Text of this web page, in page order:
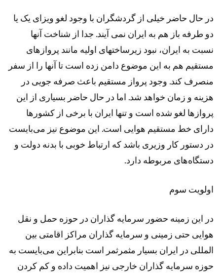
در حال حاضر خیلی از گردشگران با وجود لغو ویزای یک یا
دو طرفه باز هم به ایران نمی آیند. جدا از شناخت آنها
نسبت به ایران، نبود زیرساختهای اولیه مانند پروازهای
مستقیم هم به این موضوع دامن زده است تا آنها را از سفر
منصرف کند. وجود پرواز مستقیم باعث صرفه جویی در
هزینه و زمان خواهد شد. اما در حال حاضر بسیاری از این
پروازها لغو شده است و تنها ایران با برخی از کشورها
دارای خط مستقیم هوایی است. این موضوع نیز می‌بایست
در دستور کار وزیری باشد که ارتباط خوبی با بدنه دولت و
دستگاه‌های مربوطه دارد.
اولویت سوم
در این زمینه حضور سرمایه گذاران در حوزه حمل و نقل
هوایی حتی زمینی و سرمایه گذاران مراکز اقامتی بین
المللی در ایران بسیار مثمرثمر است بنابراین می‌بایست به
حوزه سرمایه گذاران خارجی نیز اهمیت داده و کم کردن